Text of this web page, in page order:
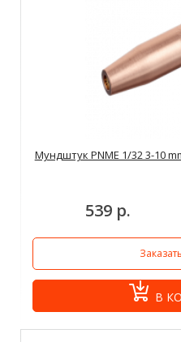
Мундштук PNME 1/32 3-10
539 р.
В